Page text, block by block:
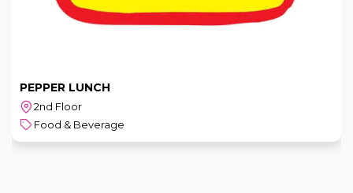
PEPPER LUNCH
2nd Floor
Food & Beverage